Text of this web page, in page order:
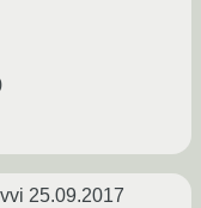
25.09.2017